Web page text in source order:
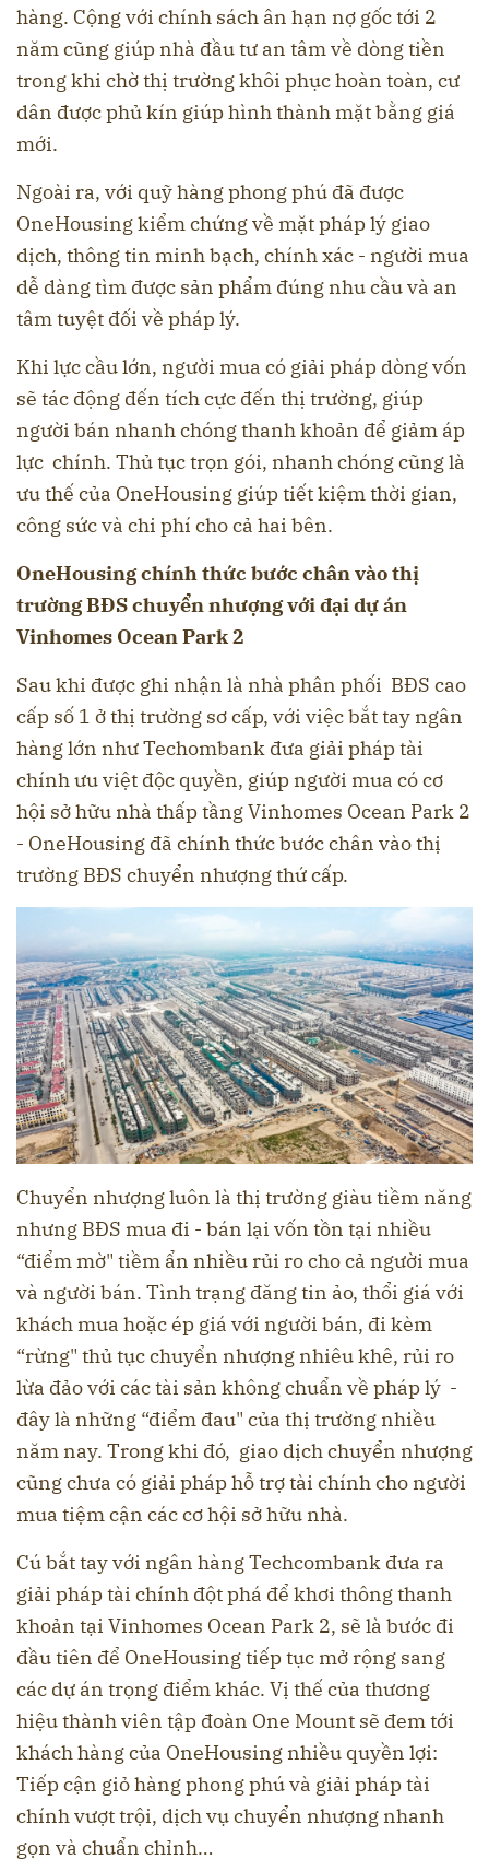
hàng. Cộng với chính sách ân hạn nợ gốc tới 2
năm cũng giúp nhà đầu tư an tâm về dòng tiền
trong khi chờ thị trường khôi phục hoàn toàn, cư
dân được phủ kín giúp hình thành mặt bằng giá
mới.
Ngoài ra, với quỹ hàng phong phú đã được
OneHousing kiểm chứng về mặt pháp lý giao
dịch, thông tin minh bạch, chính xác - người mua
dễ dàng tìm được sản phẩm đúng nhu cầu và an
tâm tuyệt đối về pháp lý.
Khi lực cầu lớn, người mua có giải pháp dòng vốn
sẽ tác động đến tích cực đến thị trường, giúp
người bán nhanh chóng thanh khoản để giảm áp
lực chính. Thủ tục trọn gói, nhanh chóng cũng là
ưu thế của OneHousing giúp tiết kiệm thời gian,
công sức và chi phí cho cả hai bên.
OneHousing chính thức bước chân vào thị
trường BĐS chuyển nhượng với đại dự án
Vinhomes Ocean Park 2
Sau khi được ghi nhận là nhà phân phối BĐS cao
cấp số 1 ở thị trường sơ cấp, với việc bắt tay ngân
hàng lớn như Techombank đưa giải pháp tài
chính ưu việt độc quyền, giúp người mua có cơ
hội sở hữu nhà thấp tầng Vinhomes Ocean Park 2
- OneHousing đã chính thức bước chân vào thị
trường BĐS chuyển nhượng thứ cấp.
Chuyển nhượng luôn là thị trường giàu tiềm năng
nhưng BĐS mua đi - bán lại vốn tồn tại nhiều
“điểm mờ" tiềm ẩn nhiều rủi ro cho cả người mua
và người bán. Tình trạng đăng tin ảo, thổi giá với
khách mua hoặc ép giá với người bán, đi kèm
“rừng" thủ tục chuyển nhượng nhiêu khê, rủi ro
lừa đảo với các tài sản không chuẩn về pháp lý -
đây là những “điểm đau" của thị trường nhiều
năm nay. Trong khi đó, giao dịch chuyển nhượng
cũng chưa có giải pháp hỗ trợ tài chính cho người
mua tiệm cận các cơ hội sở hữu nhà.
Cú bắt tay với ngân hàng Techcombank đưa ra
giải pháp tài chính đột phá để khơi thông thanh
khoản tại Vinhomes Ocean Park 2, sẽ là bước đi
đầu tiên để OneHousing tiếp tục mở rộng sang
các dự án trọng điểm khác. Vị thế của thương
hiệu thành viên tập đoàn One Mount sẽ đem tới
khách hàng của OneHousing nhiều quyền lợi:
Tiếp cận giỏ hàng phong phú và giải pháp tài
chính vượt trội, dịch vụ chuyển nhượng nhanh
gọn và chuẩn chỉnh…